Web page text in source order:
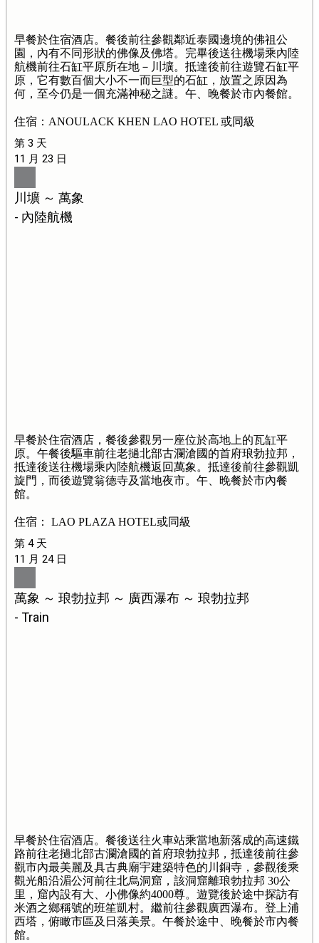
早餐於住宿酒店。餐後前往參觀鄰近泰國邊境的佛祖公
園，內有不同形狀的佛像及佛塔。完畢後送往機場乘內陸
航機前往石缸平原所在地－川壙。抵達後前往遊覽石缸平
原，它有數百個大小不一而巨型的石缸，放置之原因為
何，至今仍是一個充滿神秘之謎。午、晚餐於市內餐館。
住宿：ANOULACK KHEN LAO HOTEL 或同級
第 3 天
11 月 23 日
川壙 ～ 萬象
- 內陸航機
早餐於住宿酒店，餐後參觀另一座位於高地上的瓦缸平
原。午餐後驅車前往老撾北部古瀾滄國的首府琅勃拉邦，
抵達後送往機場乘內陸航機返回萬象。抵達後前往參觀凱
旋門，而後遊覽翁德寺及當地夜市。午、晚餐於市內餐
館。
住宿： LAO PLAZA HOTEL或同級
第 4 天
11 月 24 日
萬象 ～ 琅勃拉邦 ～ 廣西瀑布 ～ 琅勃拉邦
- Train
早餐於住宿酒店。餐後送往火車站乘當地新落成的高速鐵
路前往老撾北部古瀾滄國的首府琅勃拉邦，抵達後前往參
觀市內最美麗及具古典廟宇建築特色的川銅寺，參觀後乘
觀光船沿湄公河前往北烏洞窟，該洞窟離琅勃拉邦 30公
里，窟內設有大、小佛像約4000尊。遊覽後於途中探訪有
米酒之鄉稱號的班笙凱村。繼前往參觀廣西瀑布。登上浦
西塔，俯瞰市區及日落美景。午餐於途中、晚餐於市內餐
館。